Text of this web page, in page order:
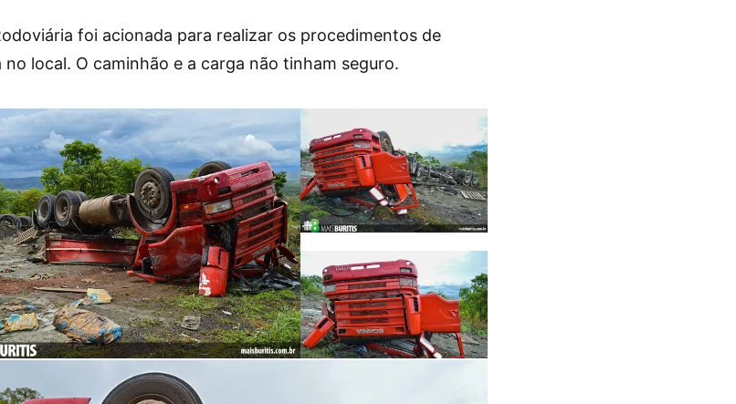
foi acionada para realizar os procedimentos de
no local. O caminhão e a carga não tinham seguro.